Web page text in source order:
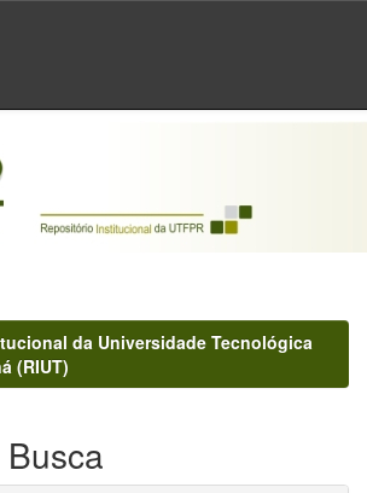
da Universidade Tecnológica
(RIUT)